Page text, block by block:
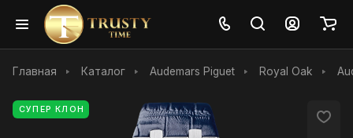
Главная Каталог Audemars Piguet Royal Oak
СУПЕР КЛОН